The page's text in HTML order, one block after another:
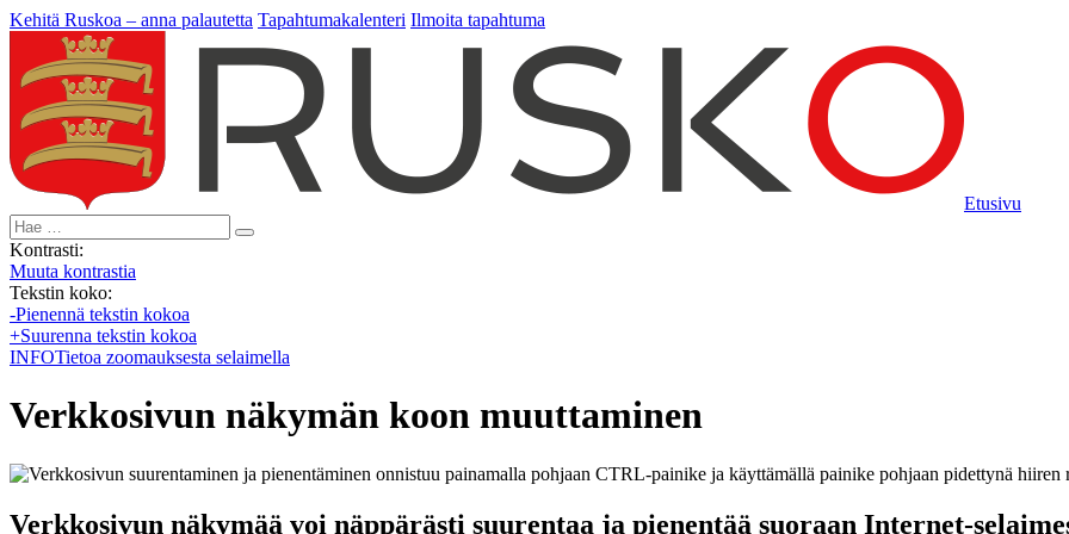
Kehitä Ruskoa – anna palautetta Tapahtumakalenteri Ilmoita tapahtuma
Etusivu
Hae:
Kontrasti:
Muuta kontrastia
Tekstin koko:
-Pienennä tekstin kokoa
+Suurenna tekstin kokoa
INFOTietoa zoomauksesta selaimella
Verkkosivun näkymän koon muuttaminen
Verkkosivun näkymää voi näppärästi suurentaa ja pienentää suoraan Internet-